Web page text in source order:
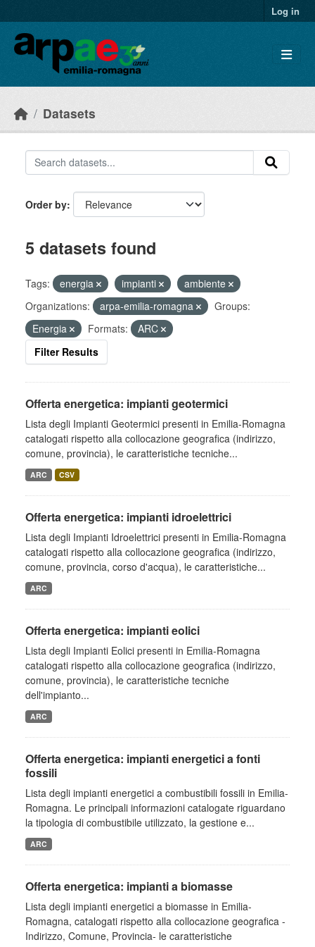
Log in
Datasets
Order by
5 datasets found
Tags: energia impianti
ambiente
Organizations:
arpa-emilia-romagna
Groups:
Energia
Formats:
ARC
Filter Results
Offerta energetica: impianti geotermici
Lista degli Impianti Geotermici presenti in Emilia-Romagna
catalogati rispetto alla collocazione geografica (indirizzo,
comune, provincia), le caratteristiche tecniche...
ARC CSV
Offerta energetica: impianti idroelettrici
Lista degli Impianti Idroelettrici presenti in Emilia-Romagna
catalogati rispetto alla collocazione geografica (indirizzo,
comune, provincia, corso d'acqua), le caratteristiche...
ARC
Offerta energetica: impianti eolici
Lista degli Impianti Eolici presenti in Emilia-Romagna
catalogati rispetto alla collocazione geografica (indirizzo,
comune, provincia), le caratteristiche tecniche
dell'impianto...
ARC
Offerta energetica: impianti energetici a fonti
fossili
Lista degli impianti energetici a combustibili fossili in Emilia-
Romagna. Le principali informazioni catalogate riguardano
la tipologia di combustibile utilizzato, la gestione e...
ARC
Offerta energetica: impianti a biomasse
Lista degli impianti energetici a biomasse in Emilia-
Romagna, catalogati rispetto alla collocazione geografica -
Indirizzo, Comune, Provincia- le caratteristiche